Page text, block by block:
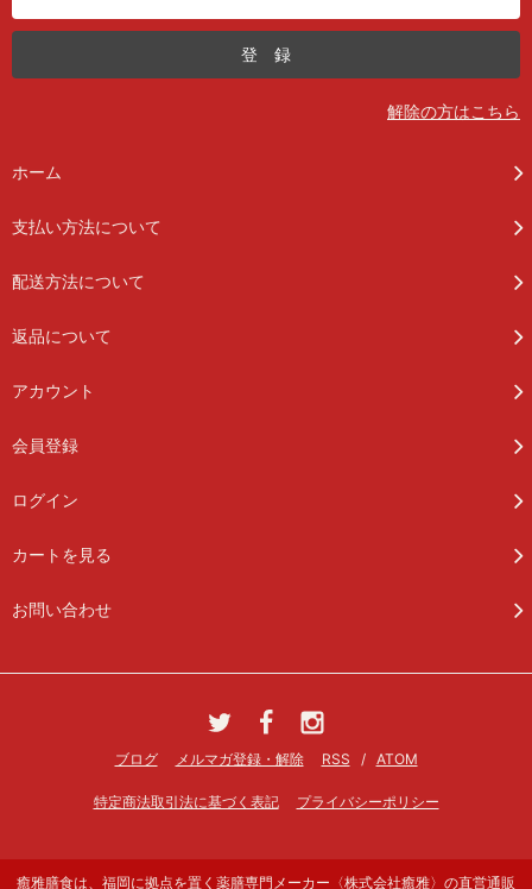
解除の方はこちら
ホーム
支払い方法について
配送方法について
返品について
アカウント
会員登録
ログイン
カートを見る
お問い合わせ
ブログ メルマガ登録・解除 RSS / ATOM
特定商法取引法に基づく表記 プライバシーポリシー
癒雅膳食は、福岡に拠点を置く薬膳専門メーカー〈株式会社癒雅〉の直営通販